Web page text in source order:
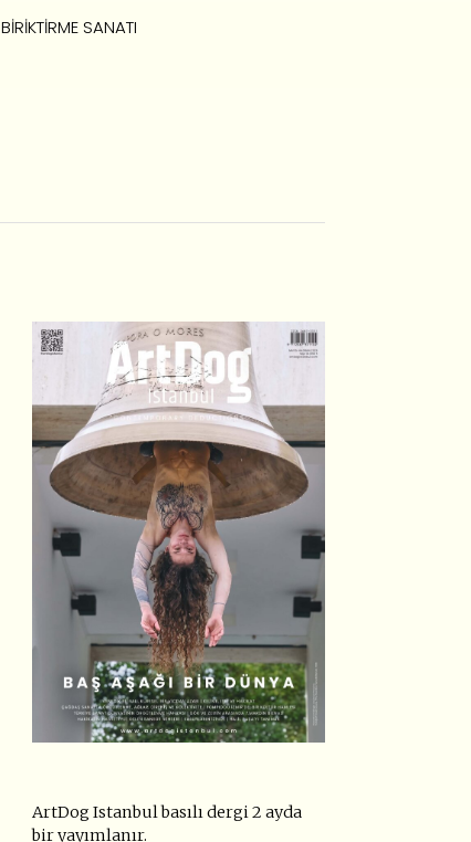
BIRIKTIRME SANATI
ArtDog Istanbul basılı dergi 2 ayda
bir yayımlanır.